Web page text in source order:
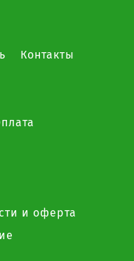
Контакты
и оферта